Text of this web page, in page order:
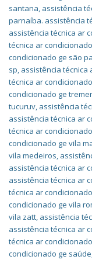
santana, assistência
parnaíba. assistência
assistência técnica ar
técnica ar
condicionado ge são
sp, assistência técnica
técnica ar
condicionado ge
tucuruv, assistência
assistência técnica ar
técnica ar
condicionado ge vila
vila medeiros,
assistência técnica ar
assistência técnica ar
técnica ar
condicionado ge vila
vila zatt, assistência
assistência técnica ar
técnica ar
condicionado ge saúde